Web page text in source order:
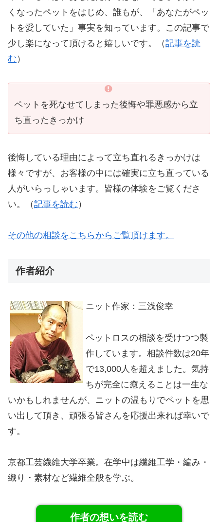
くなったペットをはじめ、誰もが、「あなたがペッ
トを愛していた」事実を知っています。この記事で
少し楽になって頂けると嬉しいです。（記事を読
む ）
ペットを死なせてしまった後悔や罪悪感から立
ち直ったきっかけ
後悔している理由によって立ち直れるきっかけは
様々ですが、お客様の中には確実に立ち直っている
人がいらっしゃいます。皆様の体験をご覧くださ
い。（記事を読む ）
その他の相談をこちらからご覧頂けます。
作者紹介
ニット作家：三浅俊幸
ペットロスの相談を受けつつ製
作しています。相談件数は20年
で13,000人を超えました。気持
ちが完全に癒えることは一生な
いかもしれませんが、ニットの温もりでペットを思
い出して頂き、頑張る皆さんを応援出来れば幸いで
す。
京都工芸繊維大学卒業。在学中は繊維工学・編み・
織り・素材など繊維全般を学ぶ。
作者の想いを読む